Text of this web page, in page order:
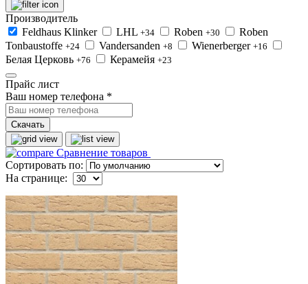
Производитель
Feldhaus Klinker
LHL +34 Roben +30
Roben
Tonbaustoffe +24 Vandersanden +8 Wienerberger +16
Белая Церковь +76 Керамейя +23
Прайс лист
Ваш номер телефона *
Скачать
Сравнение товаров
Сортировать по:
На странице: